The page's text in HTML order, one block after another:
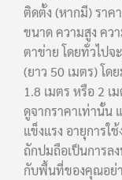
ติดตั้ง (หากมี) ราค
ขนาด ความสูง คว
ตาข่าย โดยทั่วไป
(ยาว 50 เมตร) โด
1.8 เมตร หรือ 2 เ
ดูจากราคาเท่านั้น
แข็งแรง อายุการใ
ถักปมถือเป็นการล
กับพื้นที่ของคุณอย่